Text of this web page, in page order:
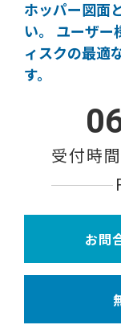
ホッパー図面
い。
ユーザー
ィスクの最適
す。
受付時
お問